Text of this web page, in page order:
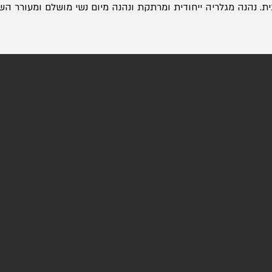
נהנה מגלריה ייחודית ומרתקת ונהנה מיום נשי מושלם ומעורר